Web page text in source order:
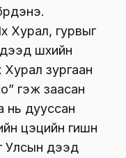
Хурал, гурвыг
шүүхийн
зургаан
гэж заасан
нь дууссан
цэцийн гишүүн
Улсын дээд